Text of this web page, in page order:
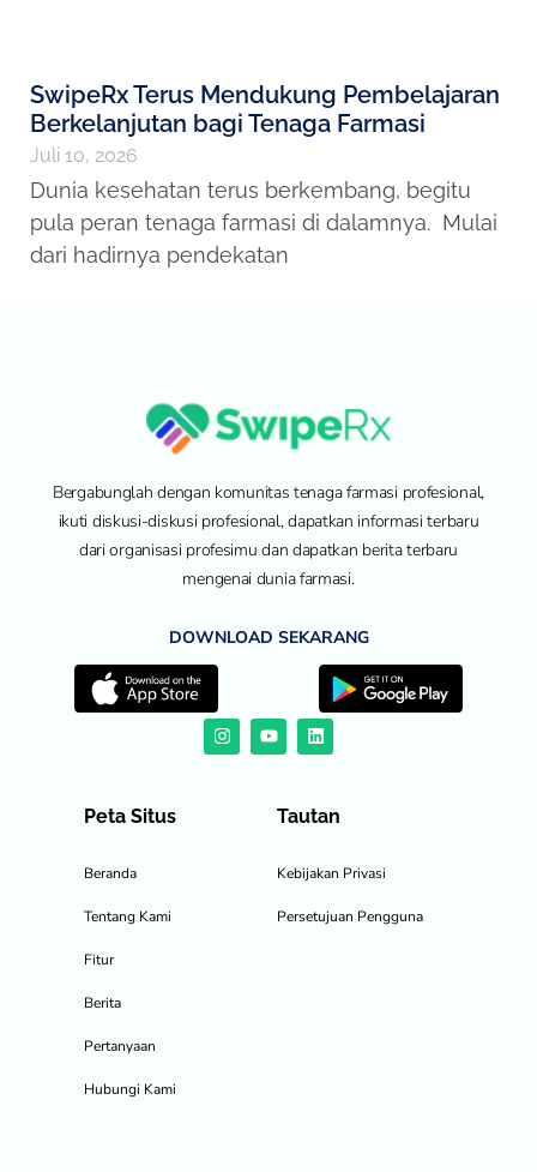
SwipeRx Terus Mendukung Pembelajaran
Berkelanjutan bagi Tenaga Farmasi
Juli 10, 2026
Dunia kesehatan terus berkembang, begitu
pula peran tenaga farmasi di dalamnya. Mulai
dari hadirnya pendekatan
Bergabunglah dengan komunitas tenaga farmasi profesional,
ikuti diskusi-diskusi profesional, dapatkan informasi terbaru
dari organisasi profesimu dan dapatkan berita terbaru
mengenai dunia farmasi.
DOWNLOAD SEKARANG
Peta Situs
Beranda
Tentang Kami
Fitur
Berita
Pertanyaan
Hubungi Kami
Tautan
Kebijakan Privasi
Persetujuan Pengguna